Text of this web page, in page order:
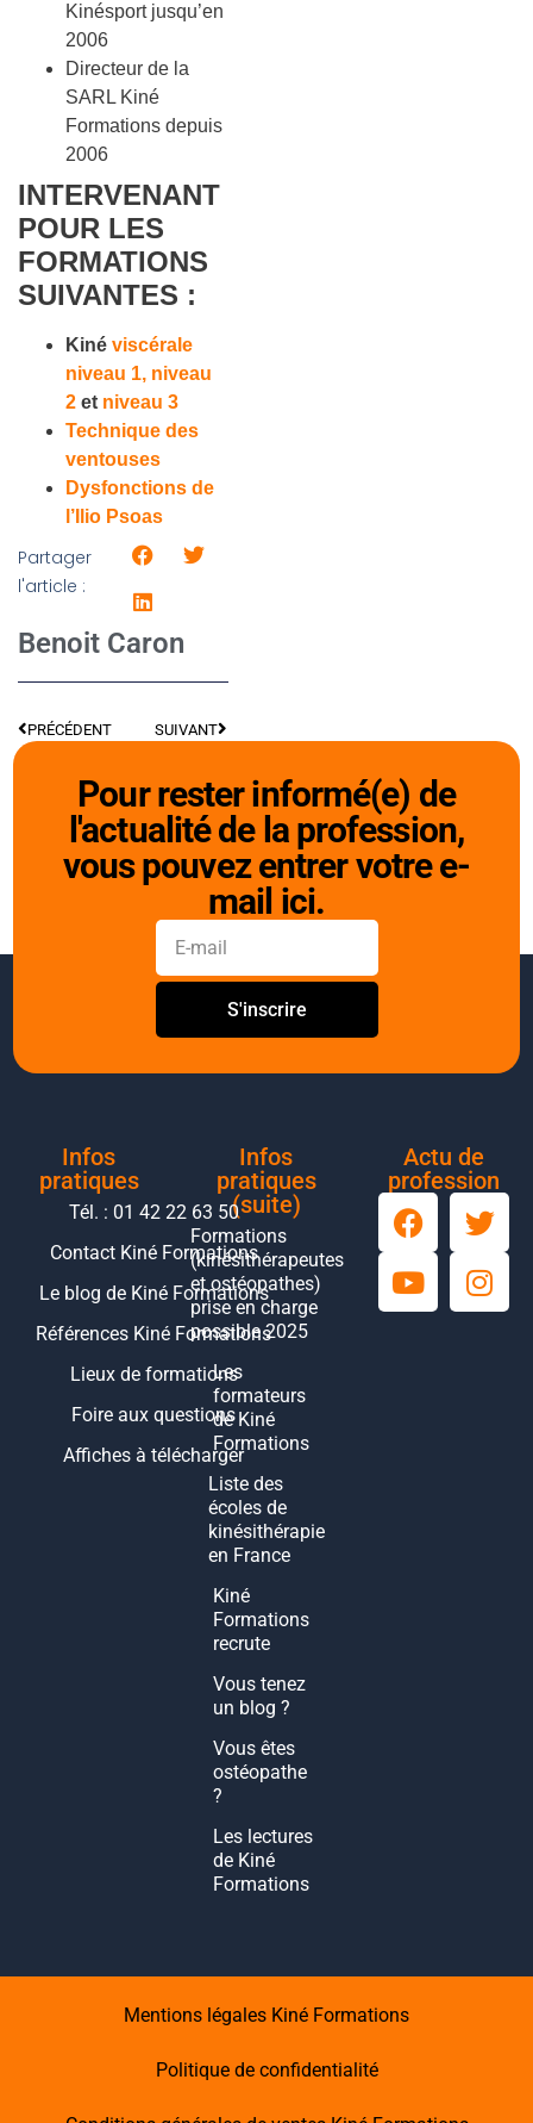
Kinésport jusqu’en
2006
Directeur de la
SARL Kiné
Formations depuis
2006
INTERVENANT
POUR LES
FORMATIONS
SUIVANTES :
Kiné viscérale
niveau 1, niveau
2 et niveau 3
Technique des
ventouses
Dysfonctions de
l’Ilio Psoas
Partager
l'article :
Benoit Caron
PRÉCÉDENT SUIVANT
Pour rester informé(e) de
l'actualité de la profession,
vous pouvez entrer votre e-
mail ici.
S'inscrire
Infos
pratiques
Tél. : 01 42 22 63 50
Contact Kiné Formations
Le blog de Kiné Formations
Références Kiné Formations
Lieux de formations
Foire aux questions
Affiches à télécharger
Infos
pratiques
(suite)
Formations
(kinésithérapeutes
et ostéopathes)
prise en charge
possible 2025
Les
formateurs
de Kiné
Formations
Liste des
écoles de
kinésithérapie
en France
Kiné
Formations
recrute
Vous tenez
un blog ?
Vous êtes
ostéopathe
?
Les lectures
de Kiné
Formations
Actu de
profession
Mentions légales Kiné Formations
Politique de confidentialité